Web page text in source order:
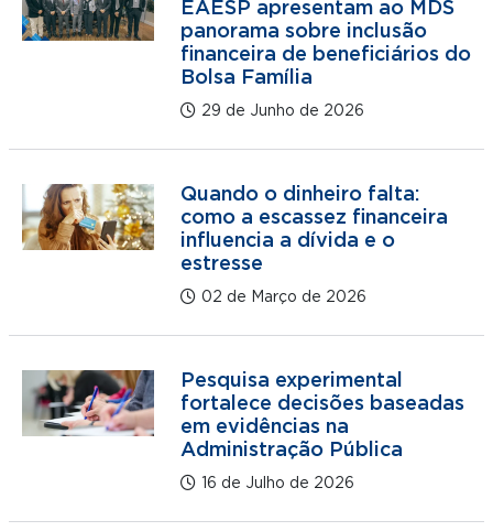
EAESP apresentam ao MDS
panorama sobre inclusão
financeira de beneficiários do
Bolsa Família
29 de Junho de 2026
Quando o dinheiro falta:
como a escassez financeira
influencia a dívida e o
estresse
02 de Março de 2026
Pesquisa experimental
fortalece decisões baseadas
em evidências na
Administração Pública
16 de Julho de 2026